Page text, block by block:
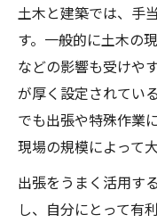
土木と建築では、手
す。一般的に土木の
などの影響も受けや
が厚く設定されてい
でも出張や特殊作業
現場の規模によって
出張をうまく活用す
し、自分にとって有